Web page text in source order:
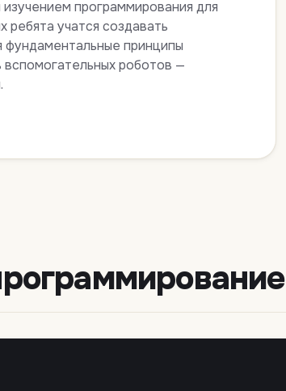
программирования для
ребята учатся создавать
фундаментальные принципы
вспомогательных роботов —